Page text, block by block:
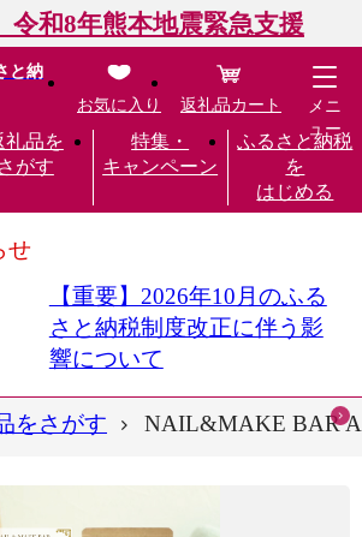
令和8年熊本地震緊急支援
と納
礼品を
さがす
特集・
キャンペーン
ふるさと納税
を
はじめる
お気に入り 返礼品カート
メニ
ュー
せ
【重要】2026年10月のふる
さと納税制度改正に伴う影
響について
をさがす NAIL&MAKE BAR